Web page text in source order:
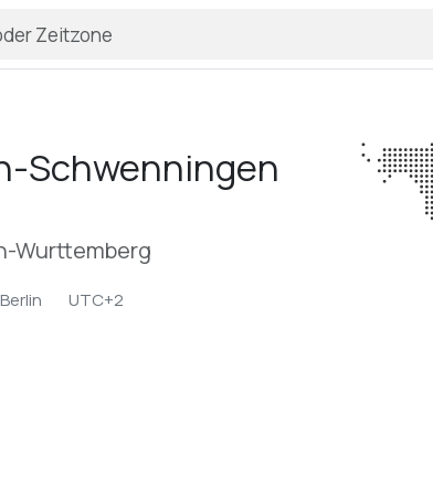
Schwenningen
Wurttemberg
UTC+2